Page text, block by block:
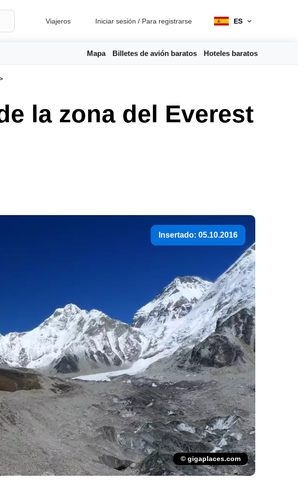
Viajeros Iniciar sesión / Para registrarse ES
Mapa Billetes de avión baratos Hoteles baratos
la zona del Everest
Insertado: 05.10.2016
© gigaplaces.com